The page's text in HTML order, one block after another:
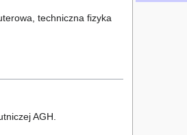
techniczna fizyka
AGH.